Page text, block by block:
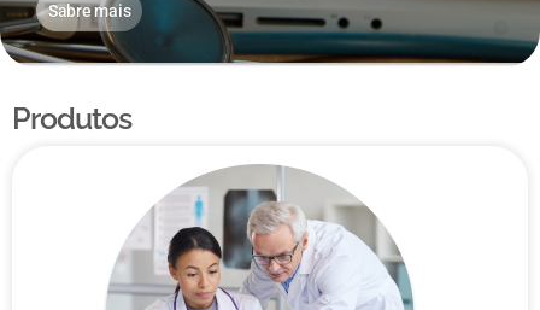
Sabre mais
Produtos